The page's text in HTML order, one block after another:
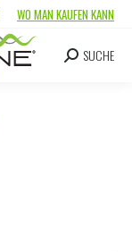
WO MAN KAUFEN KANN
SUCHE